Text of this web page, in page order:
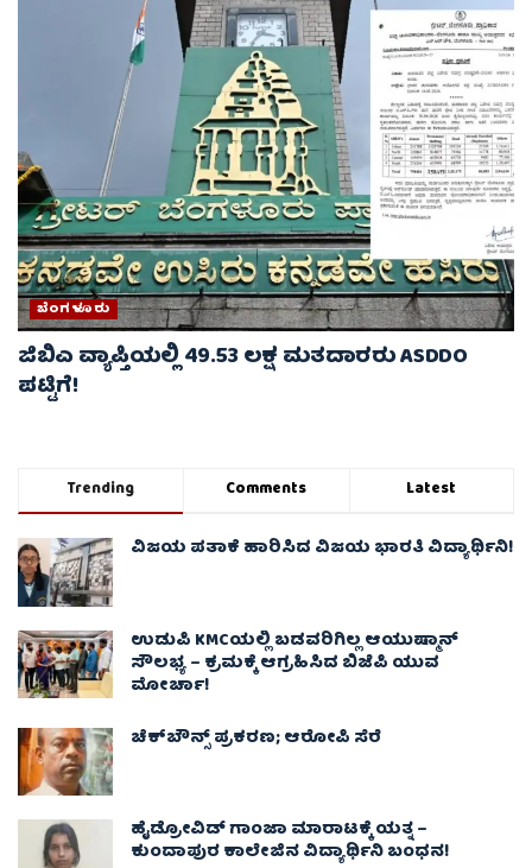
ಬೆಂಗಳೂರು
ಜಿಬಿಎ ವ್ಯಾಪ್ತಿಯಲ್ಲಿ 49.53 ಲಕ್ಷ ಮತದಾರರು ASDDO
ಪಟ್ಟಿಗೆ!
Trending Comments Latest
ವಿಜಯ ಪತಾಕೆ ಹಾರಿಸಿದ ವಿಜಯ ಭಾರತಿ ವಿದ್ಯಾರ್ಥಿನಿ!
ಉಡುಪಿ KMCಯಲ್ಲಿ ಬಡವರಿಗಿಲ್ಲ ಆಯುಷ್ಮಾನ್
ಸೌಲಭ್ಯ – ಕ್ರಮಕ್ಕೆ ಆಗ್ರಹಿಸಿದ ಬಿಜೆಪಿ ಯುವ
ಮೋರ್ಚಾ!
ಚೆಕ್​ಬೌನ್ಸ್​ ಪ್ರಕರಣ; ಆರೋಪಿ ಸೆರೆ
ಹೈಡ್ರೋವಿಡ್ ಗಾಂಜಾ ಮಾರಾಟಕ್ಕೆ ಯತ್ನ –
ಕುಂದಾಪುರ ಕಾಲೇಜಿನ ವಿದ್ಯಾರ್ಥಿನಿ ಬಂಧನ!